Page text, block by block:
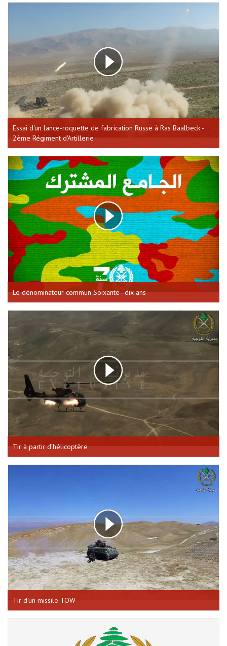
Essai d'un lance-roquette de fabrication Russe à Ras Baalbeck -
2ème Régiment d'Artillerie
Le dénominateur commun Soixante–dix ans
Tir à partir d’hélicoptère
Tir d’un missile TOW